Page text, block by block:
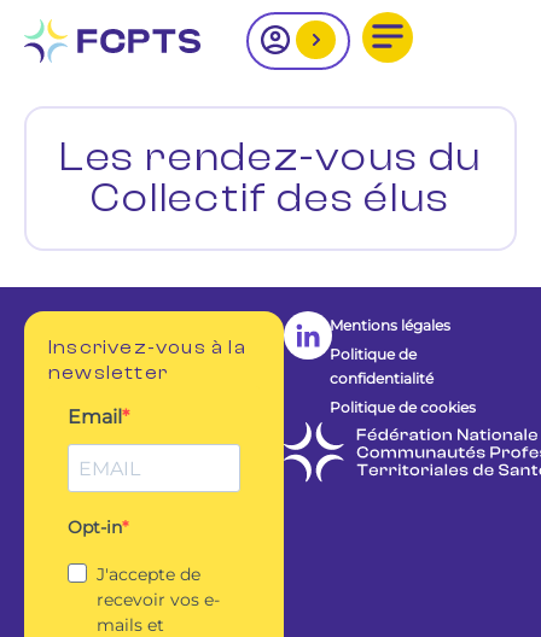
Les rendez-vous du
Collectif des élus
Mentions légales
Politique de
confidentialité
Politique de cookies
Inscrivez-vous à la
newsletter
Email
Opt-in
J'accepte de
recevoir vos e-
mails et